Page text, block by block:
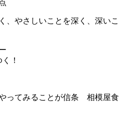
、やさしいことを深く、深いこ
！
ってみることが信条 相模屋食